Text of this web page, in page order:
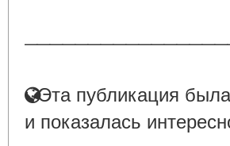
Эта публикация
и показалась